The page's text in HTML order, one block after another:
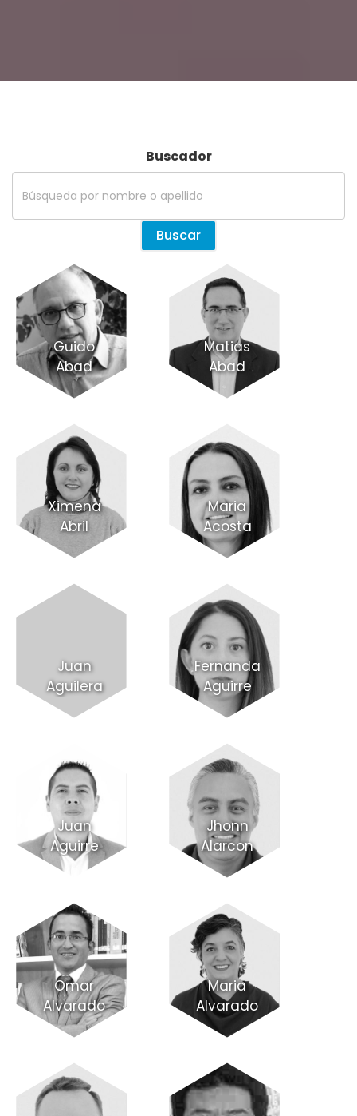
Buscador
Guido
Abad
Matias
Abad
Ximena
Abril
Maria
Acosta
Juan
Aguilera
Fernanda
Aguirre
Juan
Aguirre
Jhonn
Alarcon
Omar
Alvarado
Maria
Alvarado